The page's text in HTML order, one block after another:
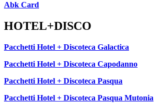
Abk Card
HOTEL+DISCO
Pacchetti Hotel + Discoteca Galactica
Pacchetti Hotel + Discoteca Capodanno
Pacchetti Hotel + Discoteca Pasqua
Pacchetti Hotel + Discoteca Pasqua Mutonia